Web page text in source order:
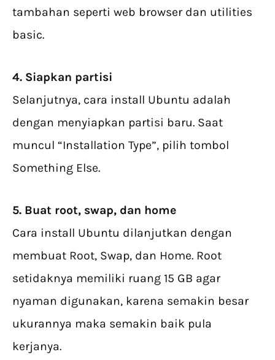
tambahan seperti web browser dan utilities
basic.
4. Siapkan partisi
Selanjutnya, cara install Ubuntu adalah
dengan menyiapkan partisi baru. Saat
muncul “Installation Type”, pilih tombol
Something Else.
5. Buat root, swap, dan home
Cara install Ubuntu dilanjutkan dengan
membuat Root, Swap, dan Home. Root
setidaknya memiliki ruang 15 GB agar
nyaman digunakan, karena semakin besar
ukurannya maka semakin baik pula
kerjanya.